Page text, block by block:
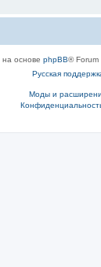
основе phpBB® Forum
Русская
Моды и